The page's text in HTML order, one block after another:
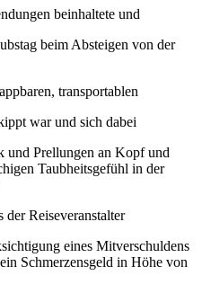
beinhaltete und
beim Absteigen von der
transportablen
war und sich dabei
und Prellungen an Kopf und
Taubheitsgefühl in der
der Reiseveranstalter
eines Mitverschuldens
Schmerzensgeld in Höhe von